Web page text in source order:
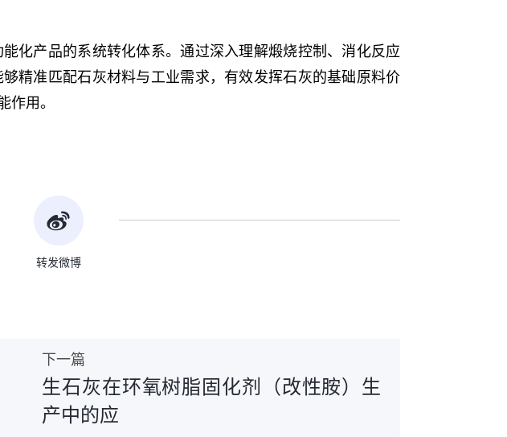
化产品的系统转化体系。通过深入理解煅烧控制、消化反应
精准匹配石灰材料与工业需求，有效发挥石灰的基础原料价
用。
转发微博
下一篇
生石灰在环氧树脂固化剂（改性胺）生
产中的应